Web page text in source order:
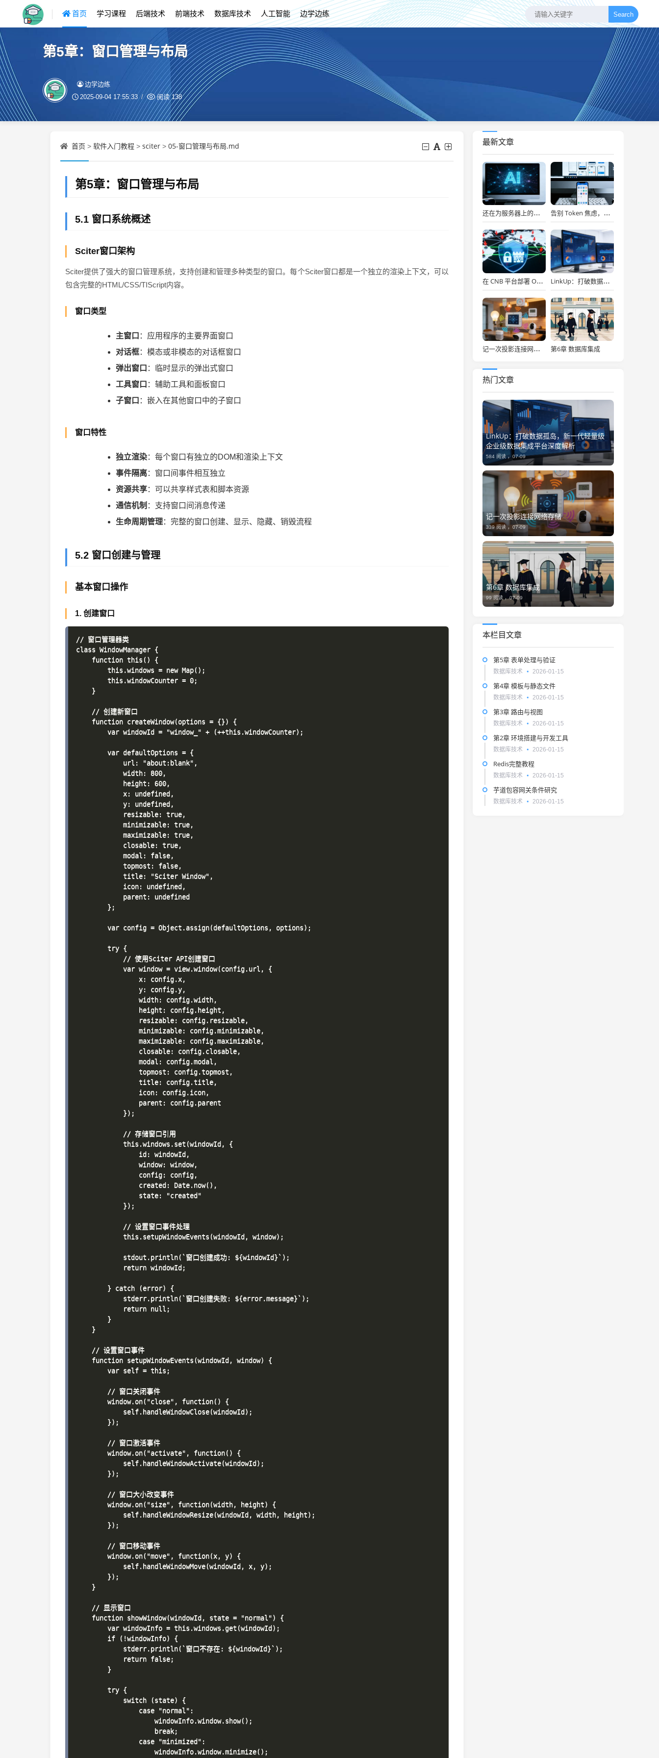
首页 学习课程 后端技术 前端技术 数据库技术 人工智能 边学边练 Search
第5章：窗口管理与布局
边学边练
2025-09-04 17:55:33 阅读138
首页 > 软件入门教程 > sciter > 05-窗口管理与布局.md
第5章：窗口管理与布局
5.1 窗口系统概述
Sciter窗口架构
Sciter提供了强大的窗口管理系统，支持创建和管理多种类型的窗口。每个Sciter窗口都是一个独立的渲染上下文，可以
包含完整的HTML/CSS/TIScript内容。
窗口类型
主窗口 ：应用程序的主要界面窗口
对话框：模态或非模态的对话框窗口
弹出窗口 ：临时显示的弹出式窗口
工具窗口 ：辅助工具和面板窗口
子窗口 ：嵌入在其他窗口中的子窗口
窗口特性
独立渲染：每个窗口有独立的DOM和渲染上下文
事件隔离：窗口间事件相互独立
资源共享：可以共享样式表和脚本资源
通信机制 ：支持窗口间消息传递
生命周期管理：完整的窗口创建、显示、隐藏、销毁流程
5.2 窗口创建与管理
基本窗口操作
1. 创建窗口
// 窗口管理器类
class WindowManager {
    function this() {
        this.windows = new Map();
        this.windowCounter = 0;
    }
    // 创建新窗口
    function createWindow(options = {}) {
        var windowId = "window_" + (++this.windowCounter);
        var defaultOptions = {
            url: "about:blank",
            width: 800,
            height: 600,
            x: undefined,
            y: undefined,
            resizable: true,
            minimizable: true,
            maximizable: true,
            closable: true,
            modal: false,
            topmost: false,
            title: "Sciter Window",
            icon: undefined,
            parent: undefined
        };
        var config = Object.assign(defaultOptions, options);
        try {
            // 使用Sciter API创建窗口
            var window = view.window(config.url, {
                x: config.x,
                y: config.y,
                width: config.width,
                height: config.height,
                resizable: config.resizable,
                minimizable: config.minimizable,
                maximizable: config.maximizable,
                closable: config.closable,
                modal: config.modal,
                topmost: config.topmost,
                title: config.title,
                icon: config.icon,
                parent: config.parent
            });
            // 存储窗口引用
            this.windows.set(windowId, {
                id: windowId,
                window: window,
                config: config,
                created: Date.now(),
                state: "created"
            });
            // 设置窗口事件处理
            this.setupWindowEvents(windowId, window);
            stdout.println(`窗口创建成功: ${windowId}`);
            return windowId;
        } catch (error) {
            stderr.println(`窗口创建失败: ${error.message}`);
            return null;
        }
    }
    // 设置窗口事件
    function setupWindowEvents(windowId, window) {
        var self = this;
        // 窗口关闭事件
        window.on("close", function() {
            self.handleWindowClose(windowId);
        });
        // 窗口激活事件
        window.on("activate", function() {
            self.handleWindowActivate(windowId);
        });
        // 窗口大小改变事件
        window.on("size", function(width, height) {
            self.handleWindowResize(windowId, width, height);
        });
        // 窗口移动事件
        window.on("move", function(x, y) {
            self.handleWindowMove(windowId, x, y);
        });
    }
    // 显示窗口
    function showWindow(windowId, state = "normal") {
        var windowInfo = this.windows.get(windowId);
        if (!windowInfo) {
            stderr.println(`窗口不存在: ${windowId}`);
            return false;
        }
        try {
            switch (state) {
                case "normal":
                    windowInfo.window.show();
                    break;
                case "minimized":
                    windowInfo.window.minimize();
最新文章
还在为服务器上的问题烦恼？有了智能终端，我再也不怕了！ 告别 Token 焦虑，让 AI Agent 24 小时为你打工
在 CNB 平台部署 OpenClaw，API Key 免费用，30秒搞定！ LinkUp：打破数据孤岛，新一代轻量级企业级数据集成平台深度解析
记一次投影连接网络存储 第6章 数据库集成
热门文章
LinkUp：打破数据孤岛，新一代轻量级
企业级数据集成平台深度解析
584 阅读 ，07-09
记一次投影连接网络存储
339 阅读 ，07-09
第6章 数据库集成
99 阅读 ，07-09
本栏目文章
第5章 表单处理与验证
数据库技术 2026-01-15
第4章 模板与静态文件
数据库技术 2026-01-15
第3章 路由与视图
数据库技术 2026-01-15
第2章 环境搭建与开发工具
数据库技术 2026-01-15
Redis完整教程
数据库技术 2026-01-15
芋道包容网关条件研究
数据库技术 2026-01-15